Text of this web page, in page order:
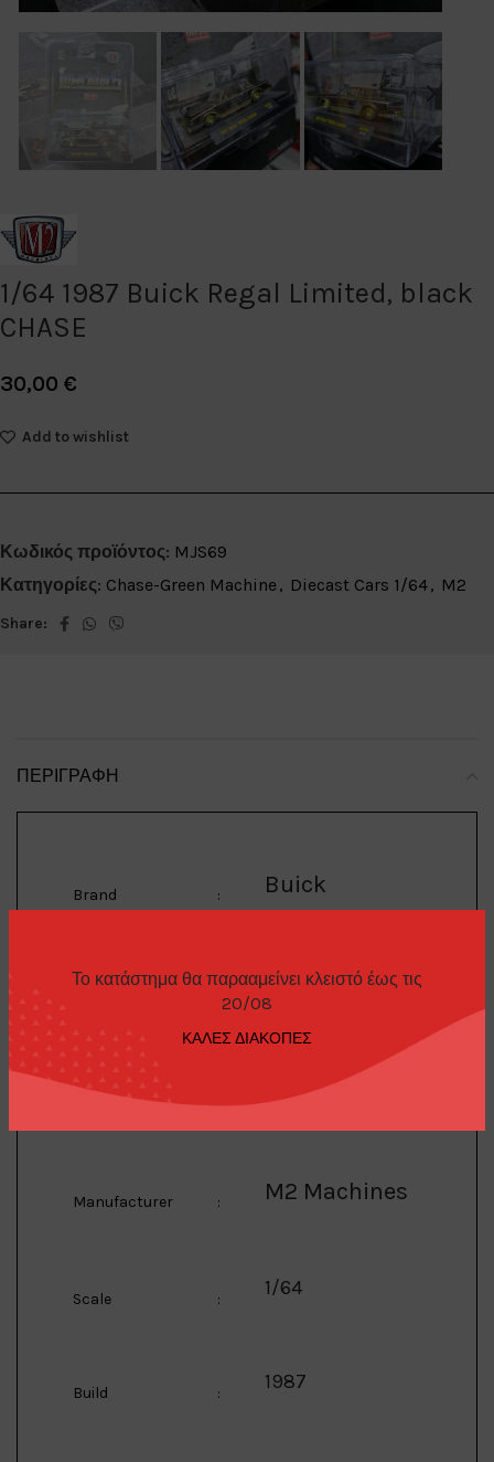
Το κατάστημα θα παρααμείνει κλειστό έως τις
20/08
ΚΑΛΕΣ ΔΙΑΚΟΠΕΣ
1/64 1987 Buick Regal Limited, black
CHASE
30,00 €
Add to wishlist
Κωδικός προϊόντος: MJS69
Κατηγορίες: Chase-Green Machine , Diecast Cars 1/64, M2
Share:
ΠΕΡΙΓΡΑΦΉ
Brand : Buick
Regal Limited
Description
1/64 1987 Buick Regal
Limited, black CHASE
Manufacturer : M2 Machines
Scale : 1/64
Build : 1987